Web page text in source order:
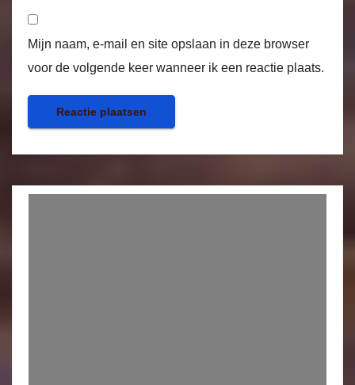
Mijn naam, e-mail en site opslaan in deze browser
voor de volgende keer wanneer ik een reactie plaats.